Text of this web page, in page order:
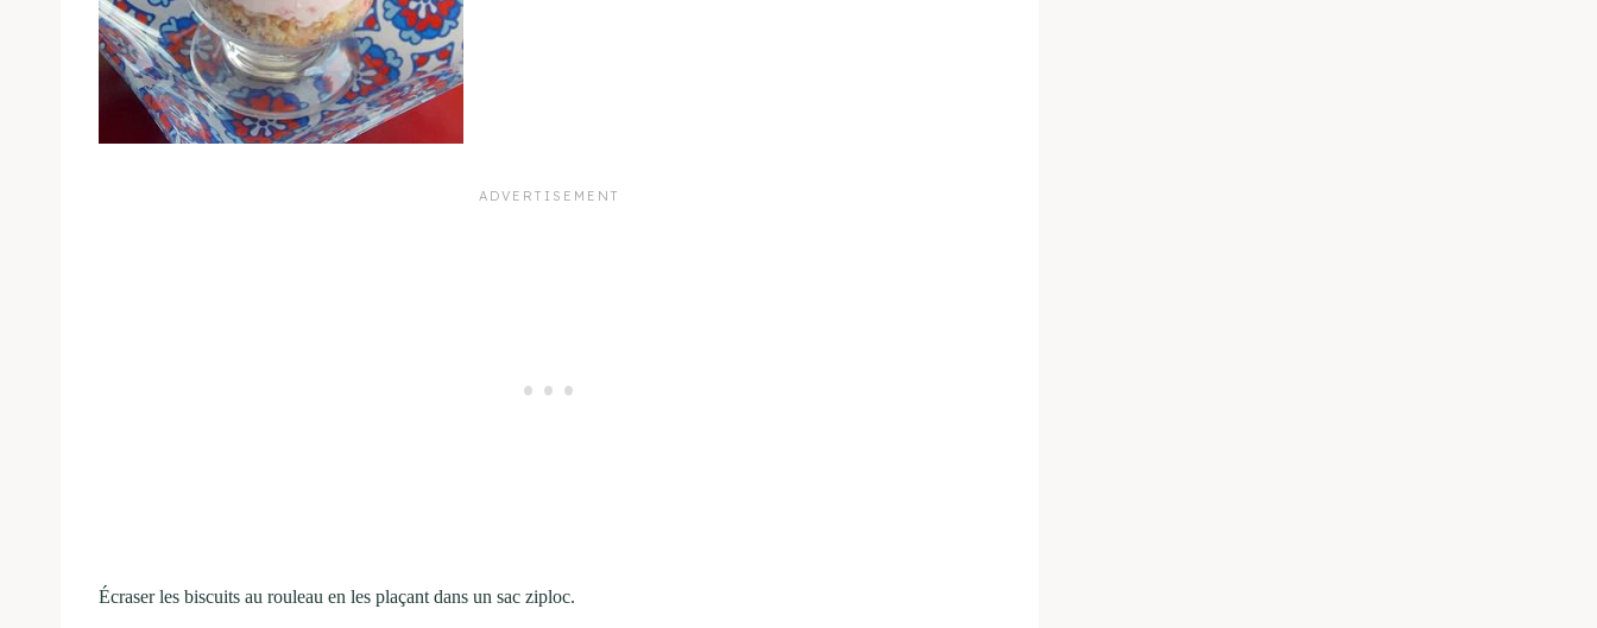
Écraser les biscuits au rouleau en les plaçant dans un sac ziploc.